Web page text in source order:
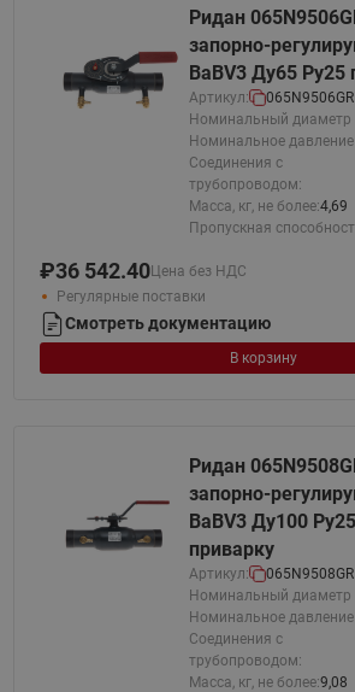
Ридан
запорно-
BaBV3 Ду65 Ру25
Артикул:
065N9506GR
Номинальный диаметр
Номинальное давление
Соединения с
трубопроводом:
Масса, кг, не более:4,69
Пропускная
₽36 542.40Цена без НДС
Регулярные поставки
Смотреть документацию
В корзину
Ридан
запорно-
BaBV3 Ду100
приварку
Артикул:
065N9508GR
Номинальный диаметр
Номинальное давление
Соединения с
трубопроводом:
Масса, кг, не более:9,08